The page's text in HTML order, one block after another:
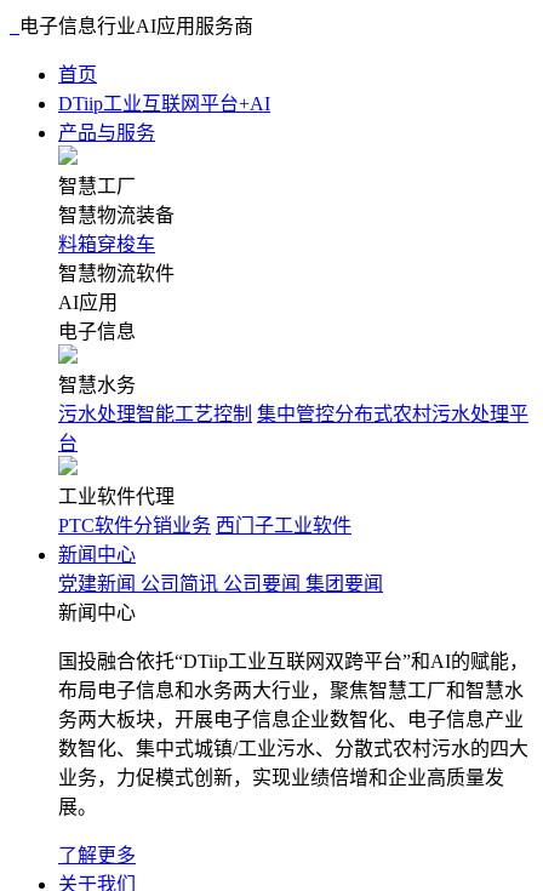
电子信息行业AI应用服务商
首页
DTiip工业互联网平台+AI
产品与服务
智慧工厂
智慧物流装备
料箱穿梭车
智慧物流软件
AI应用
电子信息
智慧水务
污水处理智能工艺控制 集中管控分布式农村污水处理平
台
工业软件代理
PTC软件分销业务 西门子工业软件
新闻中心
党建新闻 公司简讯 公司要闻 集团要闻
新闻中心
国投融合依托“DTiip工业互联网双跨平台”和AI的赋能，
布局电子信息和水务两大行业，聚焦智慧工厂和智慧水
务两大板块，开展电子信息企业数智化、电子信息产业
数智化、集中式城镇/工业污水、分散式农村污水的四大
业务，力促模式创新，实现业绩倍增和企业高质量发
展。
了解更多
关于我们